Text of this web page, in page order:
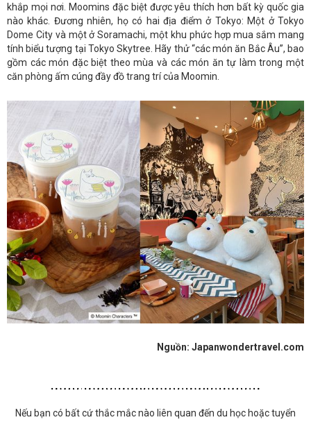
khắp mọi nơi. Moomins đặc biệt được yêu thích hơn bất kỳ quốc gia
nào khác. Đương nhiên, họ có hai địa điểm ở Tokyo: Một ở Tokyo
Dome City và một ở Soramachi, một khu phức hợp mua sắm mang
tính biểu tượng tại Tokyo Skytree. Hãy thử “các món ăn Bắc Âu”, bao
gồm các món đặc biệt theo mùa và các món ăn tự làm trong một
căn phòng ấm cúng đầy đồ trang trí của Moomin.
Nguồn: Japanwondertravel.com
Nếu bạn có bất cứ thắc mắc nào liên quan đến du học hoặc tuyển